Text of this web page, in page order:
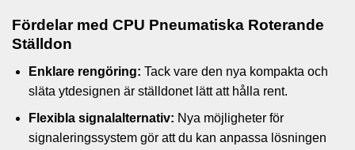
Fördelar med CPU Pneumatiska Roterande
Ställdon
Enklare rengöring: Tack vare den nya kompakta och
släta ytdesignen är ställdonet lätt att hålla rent.
Flexibla signalalternativ: Nya möjligheter för
signaleringssystem gör att du kan anpassa lösningen